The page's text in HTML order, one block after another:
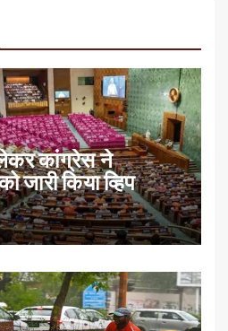
कांग्रेस ने
जारी किया व्हिप